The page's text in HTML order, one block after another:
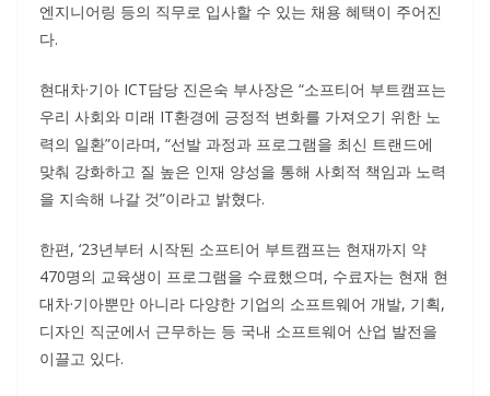
엔지니어링 등의 직무로 입사할 수 있는 채용 혜택이 주어진
다.
현대차·기아 ICT담당 진은숙 부사장은 “소프티어 부트캠프는
우리 사회와 미래 IT환경에 긍정적 변화를 가져오기 위한 노
력의 일환”이라며, “선발 과정과 프로그램을 최신 트랜드에
맞춰 강화하고 질 높은 인재 양성을 통해 사회적 책임과 노력
을 지속해 나갈 것”이라고 밝혔다.
한편, ‘23년부터 시작된 소프티어 부트캠프는 현재까지 약
470명의 교육생이 프로그램을 수료했으며, 수료자는 현재 현
대차·기아뿐만 아니라 다양한 기업의 소프트웨어 개발, 기획,
디자인 직군에서 근무하는 등 국내 소프트웨어 산업 발전을
이끌고 있다.